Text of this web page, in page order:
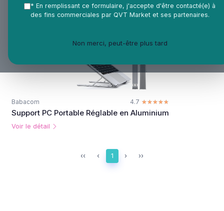
Babacom 4.7 ☆☆☆☆☆
★★★★★
Support PC Portable Réglable en Aluminium
Voir le détail
‹‹ ‹ 1 › ››
* En remplissant ce formulaire, j'accepte d'être contacté(e) à
des fins commerciales par QVT Market et ses partenaires.
Non merci, peut-être plus tard